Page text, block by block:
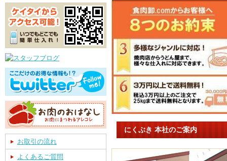
お取引の流れ
よくあるご質問
にくぶき 本社のご案内